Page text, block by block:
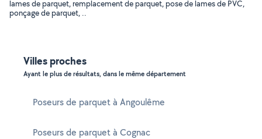
lames de parquet, remplacement de parquet, pose de lames de PVC,
ponçage de parquet, ..
Villes proches
Ayant le plus de résultats, dans le même département
Poseurs de parquet à Angoulême
Poseurs de parquet à Cognac